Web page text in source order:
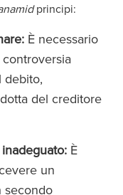
principi:
È necessario
debito,
del creditore
È
un
secondo